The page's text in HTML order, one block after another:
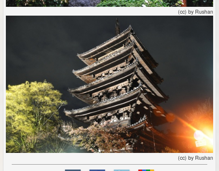
(cc) by Rushan
(cc) by Rushan